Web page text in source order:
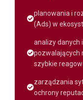
planowania i
(Ads) w
analizy danych
pozwalających
szybkie
zarządzania
ochrony